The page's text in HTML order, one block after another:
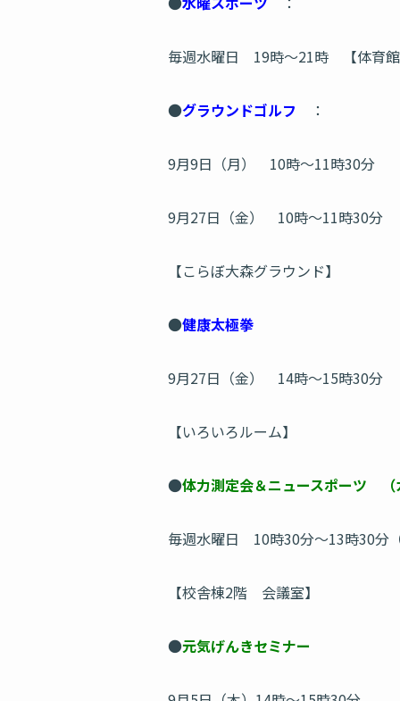
毎週水曜日 19時～21時 【体育館
●グラウンドゴルフ ：
9月9日（月） 10時～11時30分
9月27日（金） 10時～11時30分
【こらぼ大森グラウンド】
●健康太極拳
9月27日（金） 14時～15時30分
【いろいろルーム】
●体力測定会＆ニュースポーツ （
毎週水曜日 10時30分～13時30分
【校舎棟2階 会議室】
●元気げんきセミナー